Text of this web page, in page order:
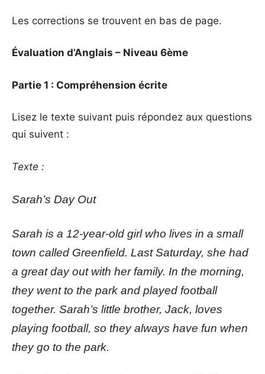
Les corrections se trouvent en bas de page.
Évaluation d’Anglais – Niveau 6ème
Partie 1 : Compréhension écrite
Lisez le texte suivant puis répondez aux questions
qui suivent :
Texte :
Sarah’s Day Out
Sarah is a 12-year-old girl who lives in a small
town called Greenfield. Last Saturday, she had
a great day out with her family. In the morning,
they went to the park and played football
together. Sarah’s little brother, Jack, loves
playing football, so they always have fun when
they go to the park.